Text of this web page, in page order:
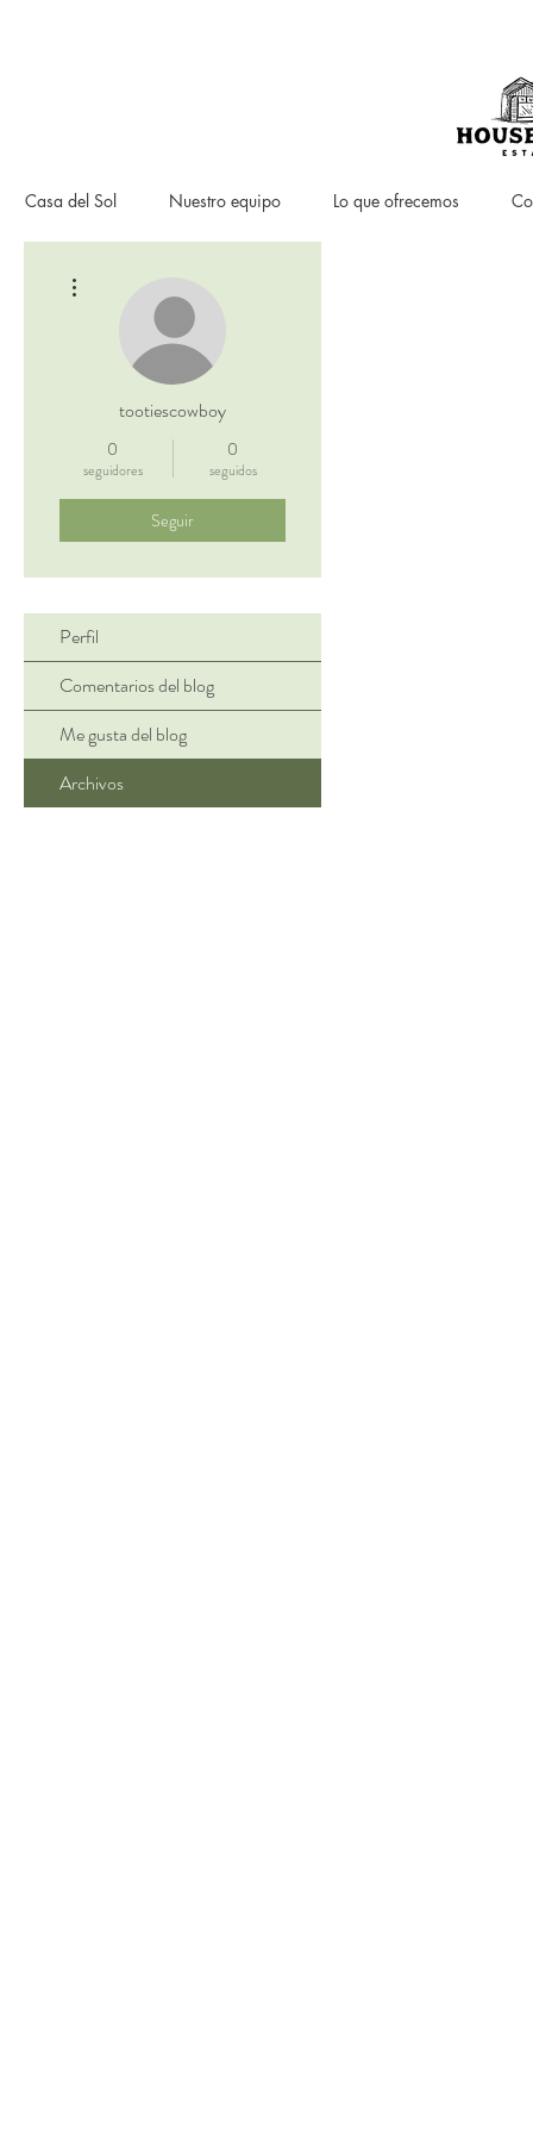
Casa del Sol Nuestro equipo Lo que ofrecemos
tootiescowboy
0
seguidores
0
seguidos
Seguir
Perfil
Comentarios del blog
Me gusta del blog
Archivos